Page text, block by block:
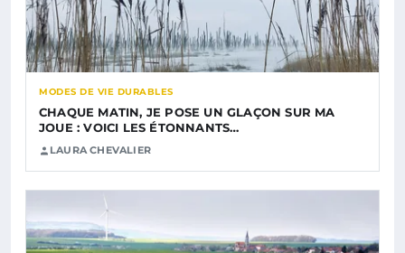
MODES DE VIE DURABLES
CHAQUE MATIN, JE POSE UN GLAÇON SUR MA
JOUE : VOICI LES ÉTONNANTS…
LAURA CHEVALIER